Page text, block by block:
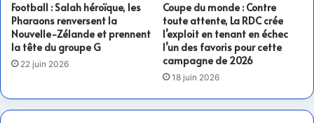
Football : Salah héroïque, les
Pharaons renversent la
Nouvelle-Zélande et prennent
la tête du groupe G
22 juin 2026
Coupe du monde : Contre
toute attente, La RDC crée
l’exploit en tenant en échec
l’un des favoris pour cette
campagne de 2026
18 juin 2026